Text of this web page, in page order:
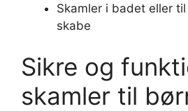
Skamler i badet eller
skabe
Sikre og
skamler til